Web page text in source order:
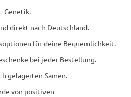
Genetik.
direkt nach Deutschland.
für deine Bequemlichkeit.
bei jeder Bestellung.
gelagerten Samen.
von positiven